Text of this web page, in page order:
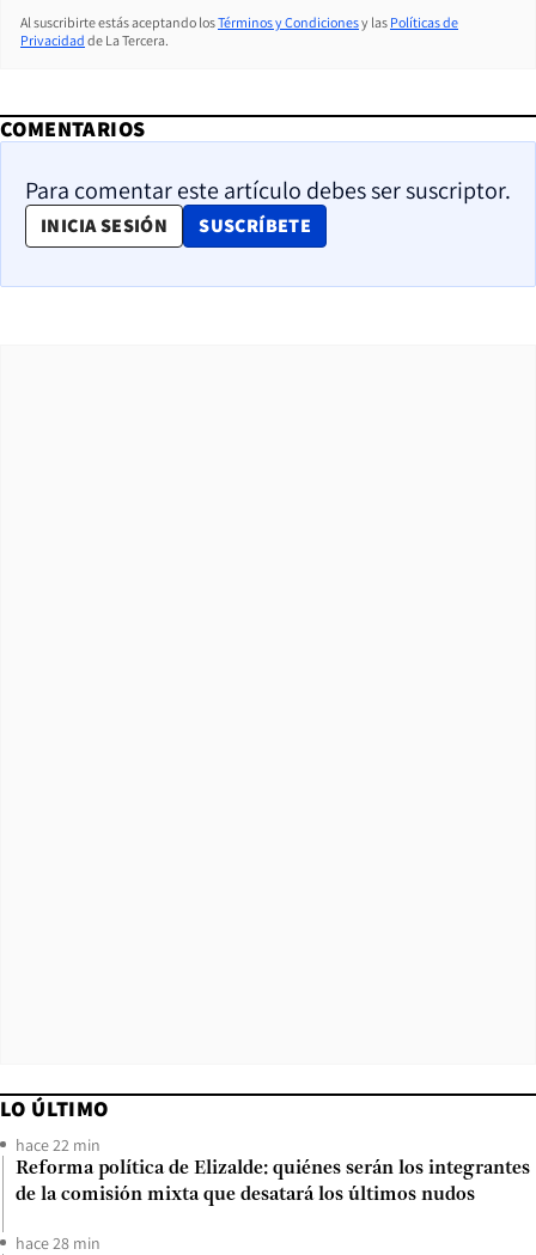
Al suscribirte estás aceptando losTérminos y Condicionesy las Políticas de
Privacidad de La Tercera.
COMENTARIOS
Para comentar este artículo debes ser suscriptor.
INICIA SESIÓN SUSCRÍBETE
OPENS IN NEW WINDOW
LO ÚLTIMO
hace 22 min
Reforma política de Elizalde: quiénes serán los integrantes
de la comisión mixta que desatará los últimos nudos
hace 28 min